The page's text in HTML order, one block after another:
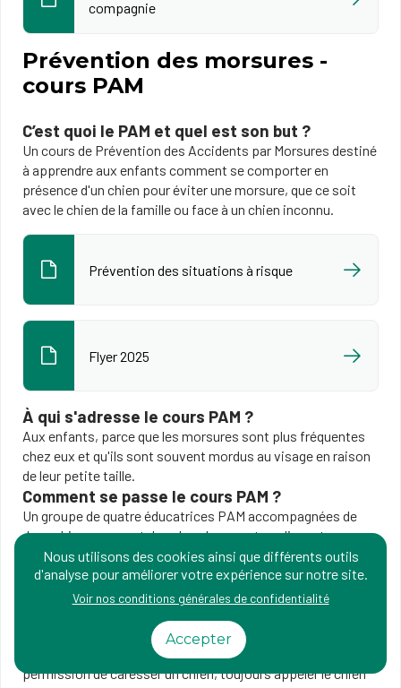
compagnie
Prévention des morsures -
cours PAM
C’est quoi le PAM et quel est son but ?
Un cours de Prévention des Accidents par Morsures destiné
à apprendre aux enfants comment se comporter en
présence d'un chien pour éviter une morsure, que ce soit
avec le chien de la famille ou face à un chien inconnu.
Prévention des situations à risque
Flyer 2025
À qui s'adresse le cours PAM ?
Aux enfants, parce que les morsures sont plus fréquentes
chez eux et qu'ils sont souvent mordus au visage en raison
de leur petite taille.
Comment se passe le cours PAM ?
Un groupe de quatre éducatrices PAM accompagnées de
deux chiens passent dans les classes et expliquent
comment se comporte un chien, quel est son langage, ce
qu'il faut faire et ne pas faire avec lui. Au moyen de
démonstrations et d'exercices, l'enfant apprend les règles
chien dans les yeux, ne pas s'approcher d'un chien attaché,
ne pas déranger un chien qui dort ou qui mange, demander la
permission de caresser un chien, toujours appeler le chien
Nous utilisons des cookies ainsi que différents outils
d'analyse pour améliorer votre expérience sur notre site.
Voir nos conditions générales de confidentialité
Accepter